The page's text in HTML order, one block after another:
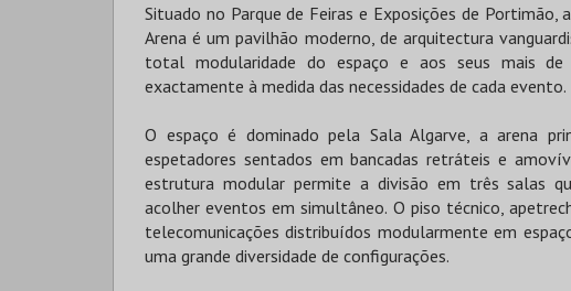
Situado no Parque de Feiras e Exposições de
Arena é um pavilhão moderno, de arquitectura
total modularidade do espaço e aos seus mais
exactamente à medida das necessidades de cada evento.
O espaço é dominado pela Sala Algarve, a arena
espetadores sentados em bancadas retráteis e
estrutura modular permite a divisão em três salas
acolher eventos em simultâneo. O piso técnico,
telecomunicações distribuídos modularmente em
uma grande diversidade de configurações.